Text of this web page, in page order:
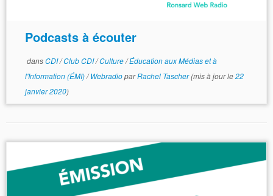
Podcasts à écouter
dansCDI/Club CDI/Culture/Éducation aux Médias et à
l'Information (ÉMI)/WebradioparRachel Tascher(mis à jour le22
janvier 2020)